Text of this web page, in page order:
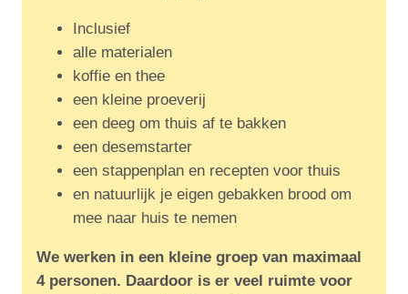
Inclusief
alle materialen
koffie en thee
een kleine proeverij
een deeg om thuis af te bakken
een desemstarter
een stappenplan en recepten voor thuis
en natuurlijk je eigen gebakken brood om
mee naar huis te nemen
We werken in een kleine groep van maximaal
4 personen. Daardoor is er veel ruimte voor